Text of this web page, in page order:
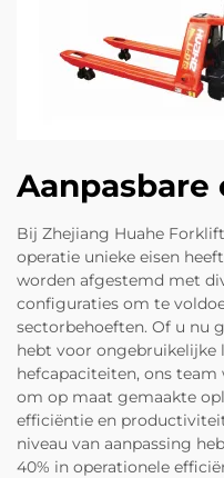
Aanpasbare
Bij Zhejiang Huahe
operatie unieke eisen
worden afgestemd met
configuraties om te
sectorbehoeften. Of u nu
hebt voor ongebruikelijke
hefcapaciteiten, ons
om op maat gemaakte
efficiëntie en
niveau van aanpassing
40% in operationele